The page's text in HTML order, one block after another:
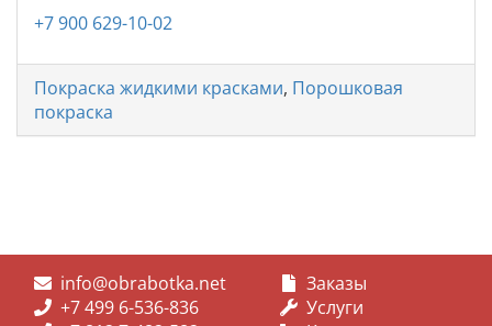
+7 900 629-10-02
Покраска жидкими красками, Порошковая
покраска
info@obrabotka.net
+7 499 6-536-836
Заказы
Услуги